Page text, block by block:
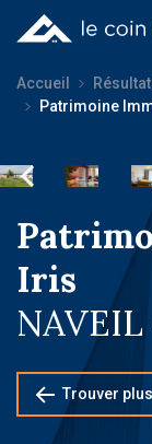
Accueil
Patrimoine
Iris
NAVEIL
Trouver